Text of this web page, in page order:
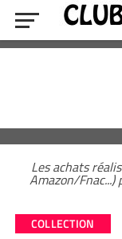
Les achats
Amazon/Fnac...)
COLLECTION